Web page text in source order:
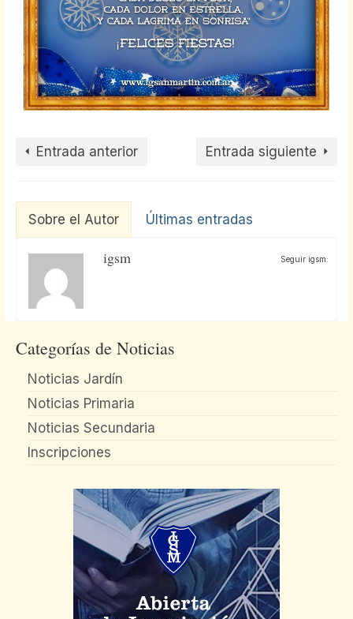
Entrada anterior Entrada siguiente
Sobre el Autor Últimas entradas
Seguir igsm:
igsm
Categorías de Noticias
Noticias Jardín
Noticias Primaria
Noticias Secundaria
Inscripciones